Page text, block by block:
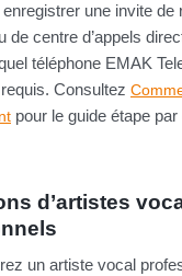
une invite de
de centre d’appels
téléphone EMAK
Consultez
pour le guide étape
d’artistes
un artiste vocal